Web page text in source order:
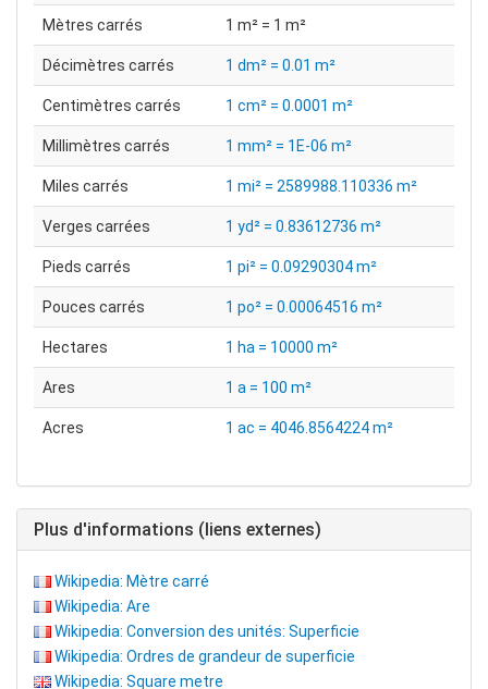
Mètres carrés 1 m² = 1 m²
Décimètres carrés 1 dm² = 0.01 m²
Centimètres carrés 1 cm² = 0.0001 m²
Millimètres carrés 1 mm² = 1E-06 m²
Miles carrés 1 mi² = 2589988.110336 m²
Verges carrées 1 yd² = 0.83612736 m²
Pieds carrés 1 pi² = 0.09290304 m²
Pouces carrés 1 po² = 0.00064516 m²
Hectares 1 ha = 10000 m²
Ares 1 a = 100 m²
Acres 1 ac = 4046.8564224 m²
Plus d'informations (liens externes)
Wikipedia: Mètre carré
Wikipedia: Are
Wikipedia: Conversion des unités: Superficie
Wikipedia: Ordres de grandeur de superficie
Wikipedia: Square metre